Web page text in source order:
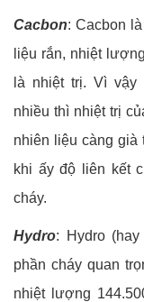
Cacbon:Cacbon
liệu rắn, nhiệt
là nhiệt trị. Vì vậy
nhiều thì nhiệt trị
nhiên liệu càng già
khi ấy độ liên kết
cháy.
Hydro: Hydro
phần cháy quan
nhiệt lượng